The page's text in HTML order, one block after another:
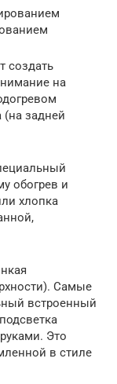
создать
на
(на задней
обогрев и
хлопка
Самые
встроенный
Это
в стиле